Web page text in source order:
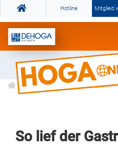
Hotline Mitglied
Gemeinsam
Informationen
So lief der